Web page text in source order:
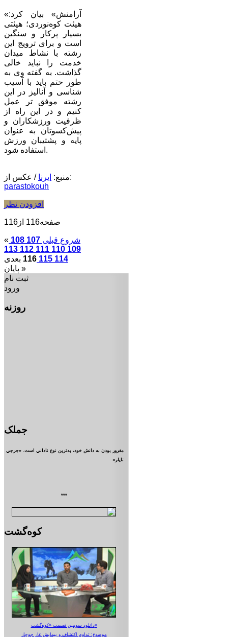
«آرامنش» بیان کرد:
هیئت کوه‌نوردی؛ هیئتی
بسیار پرکار و سنگین
است و برای ترویج این
رشته با نشاط میدان
خدمت را نباید خالی
گذاشت. به گفته وی به
طور حتم باید با آسیب
شناسی و آنالیز در این
رشته موفق تر عمل
کنیم و در این راه از
ظرفیت ورزشکاران و
پیش‌کسوتان به عنوان
پایه و پشتیبان ورزش
استفاده شود.
منبع: ایرنا
/ عکس از:
parastokouh
افزودن نظر
صفحه116 از116
« شروع قبلی 107
108
109
110
111
112
113
114
115
116 بعدی
»
ثبت نام
ورود
روزنه
جملک
مغرور بودن به دانش خود، بدترين نوع ناداني است. «جرجي
تايلر»
***
کوه‌گشت
دانلود سومین قسمت «کوه‌گشت»
موضوع: تداوم اکتشاف و پیمایش غار جوجار